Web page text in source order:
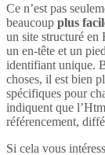
Ce n’est pas
beaucoup plus
un site structuré
un en-tête et un
identifiant unique.
choses, il est bien
spécifiques pour
indiquent que
référencement,
Si cela vous